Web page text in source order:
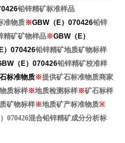
铅锌精矿标准样品
准物质※GBW（E）070426铅锌
精矿矿物样品※GBW（E）
）070426铅锌精矿地质矿物标样
（E）070426铅锌精矿校准样
标准物质※提供矿石标准物质商家
质标样※地质检测标样※矿石标样
矿物标样※地质矿产标准物质※
070426混合铅锌精矿成分分析标